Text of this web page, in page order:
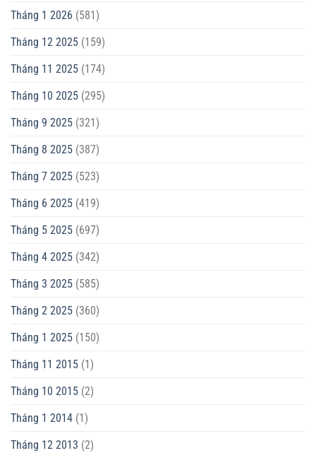
Tháng 1 2026 (581)
Tháng 12 2025 (159)
Tháng 11 2025 (174)
Tháng 10 2025 (295)
Tháng 9 2025 (321)
Tháng 8 2025 (387)
Tháng 7 2025 (523)
Tháng 6 2025 (419)
Tháng 5 2025 (697)
Tháng 4 2025 (342)
Tháng 3 2025 (585)
Tháng 2 2025 (360)
Tháng 1 2025 (150)
Tháng 11 2015 (1)
Tháng 10 2015 (2)
Tháng 1 2014 (1)
Tháng 12 2013 (2)